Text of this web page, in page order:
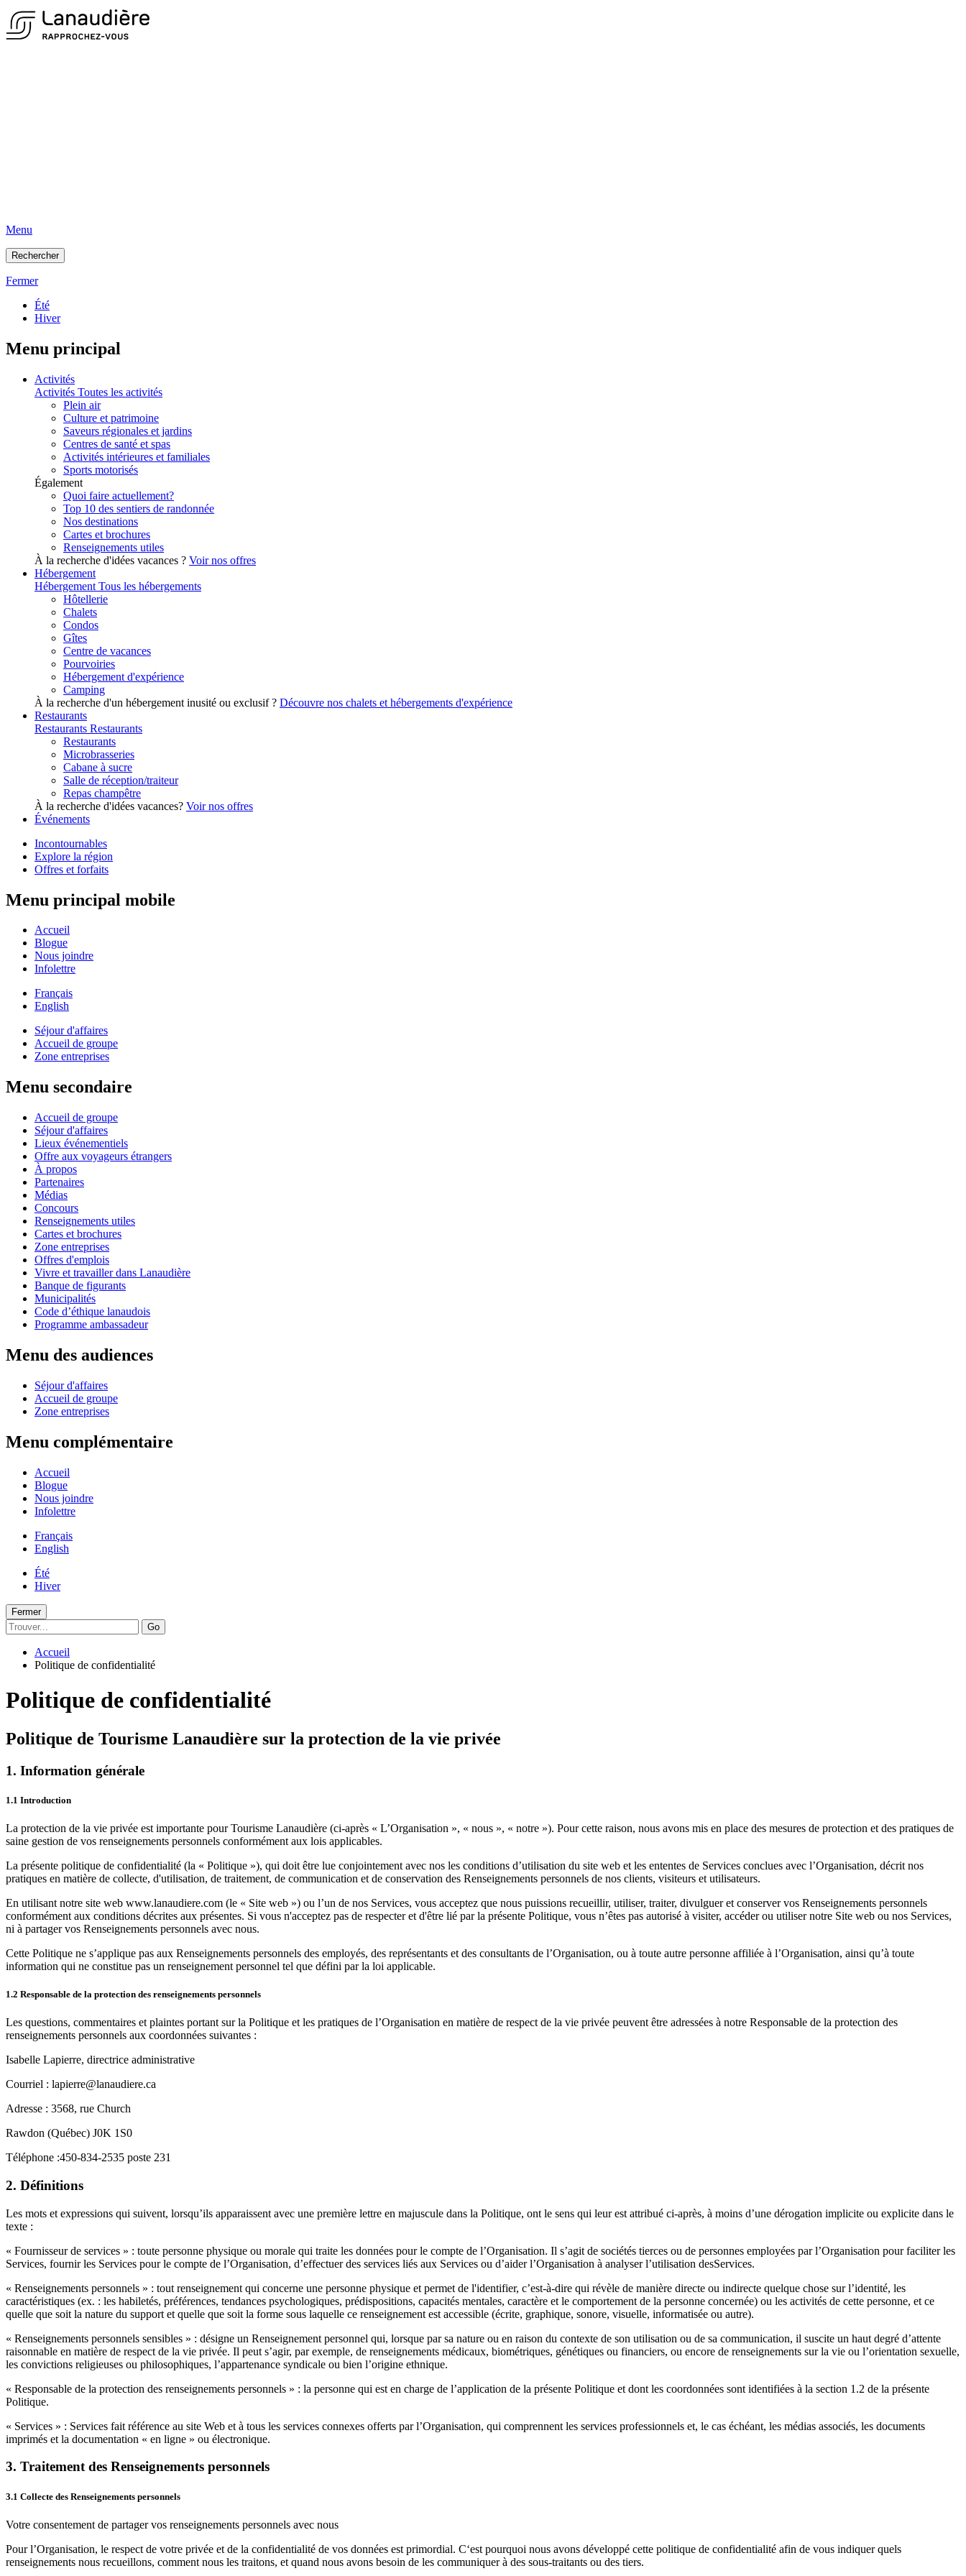
Menu
Rechercher
Fermer
Été
Hiver
Menu principal
Activités
Activités Toutes les activités
Plein air
Culture et patrimoine
Saveurs régionales et jardins
Centres de santé et spas
Activités intérieures et familiales
Sports motorisés
Également
Quoi faire actuellement?
Top 10 des sentiers de randonnée
Nos destinations
Cartes et brochures
Renseignements utiles
À la recherche d'idées vacances ? Voir nos offres
Hébergement
Hébergement Tous les hébergements
Hôtellerie
Chalets
Condos
Gîtes
Centre de vacances
Pourvoiries
Hébergement d'expérience
Camping
À la recherche d'un hébergement inusité ou exclusif ? Découvre nos chalets et hébergements d'expérience
Restaurants
Restaurants Restaurants
Restaurants
Microbrasseries
Cabane à sucre
Salle de réception/traiteur
Repas champêtre
À la recherche d'idées vacances? Voir nos offres
Événements
Incontournables
Explore la région
Offres et forfaits
Menu principal mobile
Accueil
Blogue
Nous joindre
Infolettre
Français
English
Séjour d'affaires
Accueil de groupe
Zone entreprises
Menu secondaire
Accueil de groupe
Séjour d'affaires
Lieux événementiels
Offre aux voyageurs étrangers
À propos
Partenaires
Médias
Concours
Renseignements utiles
Cartes et brochures
Zone entreprises
Offres d'emplois
Vivre et travailler dans Lanaudière
Banque de figurants
Municipalités
Code d’éthique lanaudois
Programme ambassadeur
Menu des audiences
Séjour d'affaires
Accueil de groupe
Zone entreprises
Menu complémentaire
Accueil
Blogue
Nous joindre
Infolettre
Français
English
Été
Hiver
Fermer
Go
Accueil
Politique de confidentialité
Politique de confidentialité
Politique de Tourisme Lanaudière sur la protection de la vie privée
1. Information générale
1.1 Introduction
La protection de la vie privée est importante pourTourisme Lanaudière (ci-après « L’Organisation », « nous », « notre »). Pour cette raison, nous avons mis en place des mesures de protection et des pratiques de
saine gestion de vos renseignements personnels conformément aux lois applicables.
La présente politique de confidentialité (la « Politique »), qui doit être lue conjointement avec nos les conditions d’utilisation du site web et les ententes de Services conclues avec l’Organisation, décrit nos
pratiques en matière de collecte, d'utilisation, de traitement, de communication et de conservation des Renseignements personnels de nos clients, visiteurs et utilisateurs.
En utilisant notre site web www.lanaudiere.com (le « Site web ») ou l’un de nos Services, vous acceptez que nous puissions recueillir, utiliser, traiter, divulguer et conserver vos Renseignements personnels
conformément aux conditions décrites aux présentes. Si vous n'acceptez pas de respecter et d'être lié par la présente Politique, vous n’êtes pas autorisé à visiter, accéder ou utiliser notre Site web ou nos Services,
ni à partager vos Renseignements personnels avec nous.
Cette Politique ne s’applique pas aux Renseignements personnels des employés, des représentants et des consultants de l’Organisation, ou à toute autre personne affiliée à l’Organisation, ainsi qu’à toute
information qui ne constitue pas un renseignement personnel tel que défini par la loi applicable.
1.2 Responsable de la protection des renseignements personnels
Les questions, commentaires et plaintes portant sur la Politique et les pratiques de l’Organisation en matière de respect de la vie privée peuvent être adressées à notre Responsable de la protection des
renseignements personnels aux coordonnées suivantes :
Isabelle Lapierre, directrice administrative
Courriel : lapierre@lanaudiere.ca
Adresse : 3568, rue Church
Rawdon (Québec) J0K 1S0
Téléphone :450-834-2535 poste 231
2. Définitions
Les mots et expressions qui suivent, lorsqu’ils apparaissent avec une première lettre en majuscule dans la Politique, ont le sens qui leur est attribué ci-après, à moins d’une dérogation implicite ou explicite dans le
texte :
« Fournisseur de services » : toute personne physique ou morale qui traite les données pour le compte de l’Organisation. Il s’agit de sociétés tierces ou de personnes employées parl’Organisation pour faciliter les
Services, fournir les Services pour le compte de l’Organisation, d’effectuer des services liés aux Services ou d’aiderl’Organisation à analyser l’utilisation desServices.
« Renseignements personnels » : tout renseignement qui concerne une personne physique et permet de l'identifier, c’est-à-dire qui révèle de manière directe ou indirecte quelque chose sur l’identité, les
caractéristiques (ex. : les habiletés, préférences, tendances psychologiques, prédispositions, capacités mentales, caractère et le comportement de la personne concernée) ou les activités de cette personne, et ce
quelle que soit la nature du support et quelle que soit la forme sous laquelle ce renseignement est accessible (écrite, graphique, sonore, visuelle, informatisée ou autre).
« Renseignements personnels sensibles » : désigne un Renseignement personnel qui, lorsque par sa nature ou en raison du contexte de son utilisation ou de sa communication, il suscite un haut degré d’attente
raisonnable en matière de respect de la vie privée. Il peut s’agir, par exemple, de renseignements médicaux, biométriques, génétiques ou financiers, ou encore de renseignements sur la vie ou l’orientation sexuelle,
les convictions religieuses ou philosophiques, l’appartenance syndicale ou bien l’origine ethnique.
« Responsable de la protection des renseignements personnels » : la personne qui est en charge de l’application de la présente Politique et dont les coordonnées sont identifiées à la section 1 .2 de la présente
Politique.
« Services » : Services fait référence au site Web et à tous les services connexes offerts parl’Organisation, qui comprennent les services professionnels et, le cas échéant, les médias associés, les documents
imprimés et la documentation « en ligne » ou électronique.
3. Traitement des Renseignements personnels
3.1 Collecte des Renseignements personnels
Votre consentement de partager vos renseignements personnels avec nous
Pour l’Organisation, le respect de votre privée et de la confidentialité de vos données est primordial. C‘est pourquoi nous avons développé cette politique de confidentialité afin de vous indiquer quels
renseignements nous recueillons, comment nous les traitons, et quand nous avons besoin de les communiquer à des sous-traitants ou des tiers.